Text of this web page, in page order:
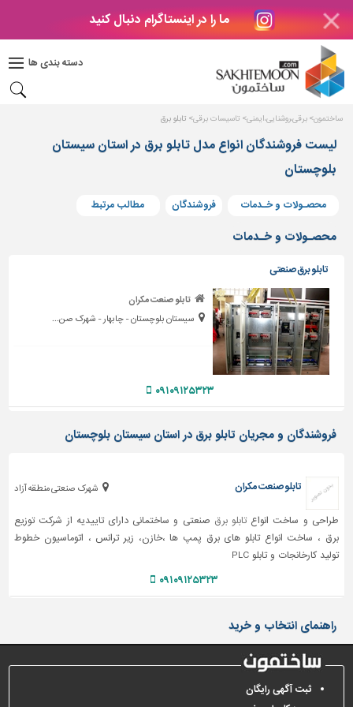
ما را در اینستاگرام دنبال کنید
دسته بندی ها
دکوراسیون
بتن
های
بتنی
درب
پنجره
مصالح
پله،
نرده
و
حفاظ
دیوارپوش،
کفپوش
سنگ
سرویس
ابزار،یراق
ماشین
آلات
برقی،روشنایی،ایمنی
و
نما
ساخت
و
ساز
ساختمون برقی،روشنایی،ایمنی تاسیسات برقی تابلو برق
لیست فروشندگان انواع مدل تابلو برق در استان سیستان
بلوچستان
محصـولات و خـدمات فروشندگان مطالب مرتبط
محصـولات و خـدمات
تابلو برق صنعتی
تابلو صنعت مکران
سیستان بلوچستان - چابهار - شهرک صن...
۰۹۱۰۹۱۲۵۳۲۳
فروشندگان و مجریان تابلو برق در استان سیستان بلوچستان
شهرک صنعتی منطقه آزاد تابلو صنعت مکران
طراحی و ساخت انواعتابلو برق صنعتی و ساختمانی دارای تاییدیه از شرکت توزیع
برق ، ساخت انواع تابلو های برق پمپ ها ،خازن، زیر ترانس ، اتوماسیون خطوط
تولید کارخانجات و تابلو PLC
۰۹۱۰۹۱۲۵۳۲۳
راهنمای انتخاب و خرید
ثبت آگهی رایگان